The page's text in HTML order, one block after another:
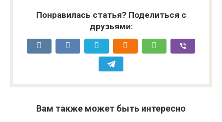
Понравилась статья? Поделиться с
друзьями:
Вам также может быть интересно